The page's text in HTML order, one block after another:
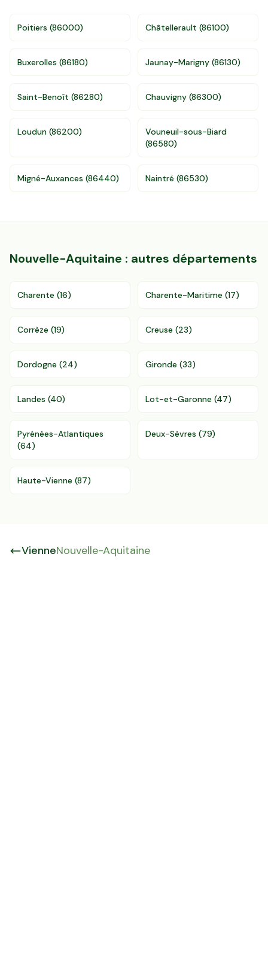
Poitiers (86000) Châtellerault (86100)
Buxerolles (86180) Jaunay-Marigny (86130)
Saint-Benoît (86280) Chauvigny (86300)
Loudun (86200)
Vouneuil-sous-Biard
(86580)
Migné-Auxances (86440) Naintré (86530)
Nouvelle-Aquitaine : autres départements
Charente (16) Charente-Maritime (17)
Corrèze (19) Creuse (23)
Dordogne (24) Gironde (33)
Landes (40) Lot-et-Garonne (47)
Pyrénées-Atlantiques
(64)
Deux-Sèvres (79)
Haute-Vienne (87)
VienneNouvelle-Aquitaine